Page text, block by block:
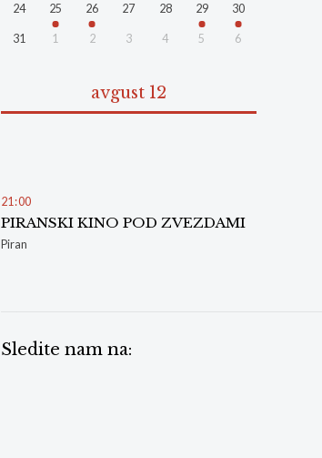
24 25 26 27 28 29 30
31 1 2 3 4 5 6
avgust 12
21 :00
PIRANSKI KINO POD ZVEZDAMI
Piran
Sledite nam na: